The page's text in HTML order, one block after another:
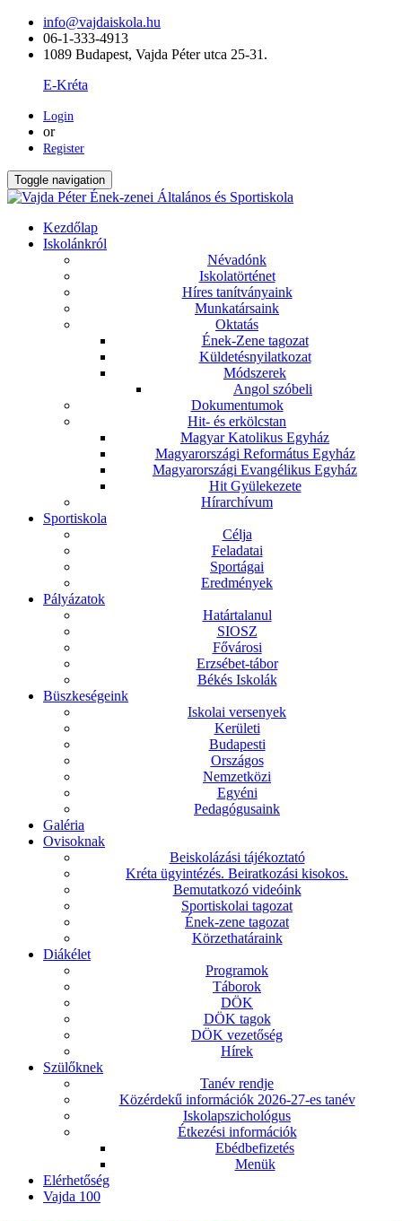
info@vajdaiskola.hu
06-1-333-4913
1089 Budapest, Vajda Péter utca 25-31.
E-Kréta
Login
or
Register
Toggle navigation
Kezdőlap
Iskolánkról
Névadónk
Iskolatörténet
Híres tanítványaink
Munkatársaink
Oktatás
Ének-Zene tagozat
Küldetésnyilatkozat
Módszerek
Angol szóbeli
Dokumentumok
Hit- és erkölcstan
Magyar Katolikus Egyház
Magyarországi Református Egyház
Magyarországi Evangélikus Egyház
Hit Gyülekezete
Hírarchívum
Sportiskola
Célja
Feladatai
Sportágai
Eredmények
Pályázatok
Határtalanul
SIOSZ
Fővárosi
Erzsébet-tábor
Békés Iskolák
Büszkeségeink
Iskolai versenyek
Kerületi
Budapesti
Országos
Nemzetközi
Egyéni
Pedagógusaink
Galéria
Ovisoknak
Beiskolázási tájékoztató
Kréta ügyintézés. Beiratkozási kisokos.
Bemutatkozó videóink
Sportiskolai tagozat
Ének-zene tagozat
Körzethatáraink
Diákélet
Programok
Táborok
DÖK
DÖK tagok
DÖK vezetőség
Hírek
Szülőknek
Tanév rendje
Közérdekű információk 2026-27-es tanév
Iskolapszichológus
Étkezési információk
Ebédbefizetés
Menük
Elérhetőség
Vajda 100